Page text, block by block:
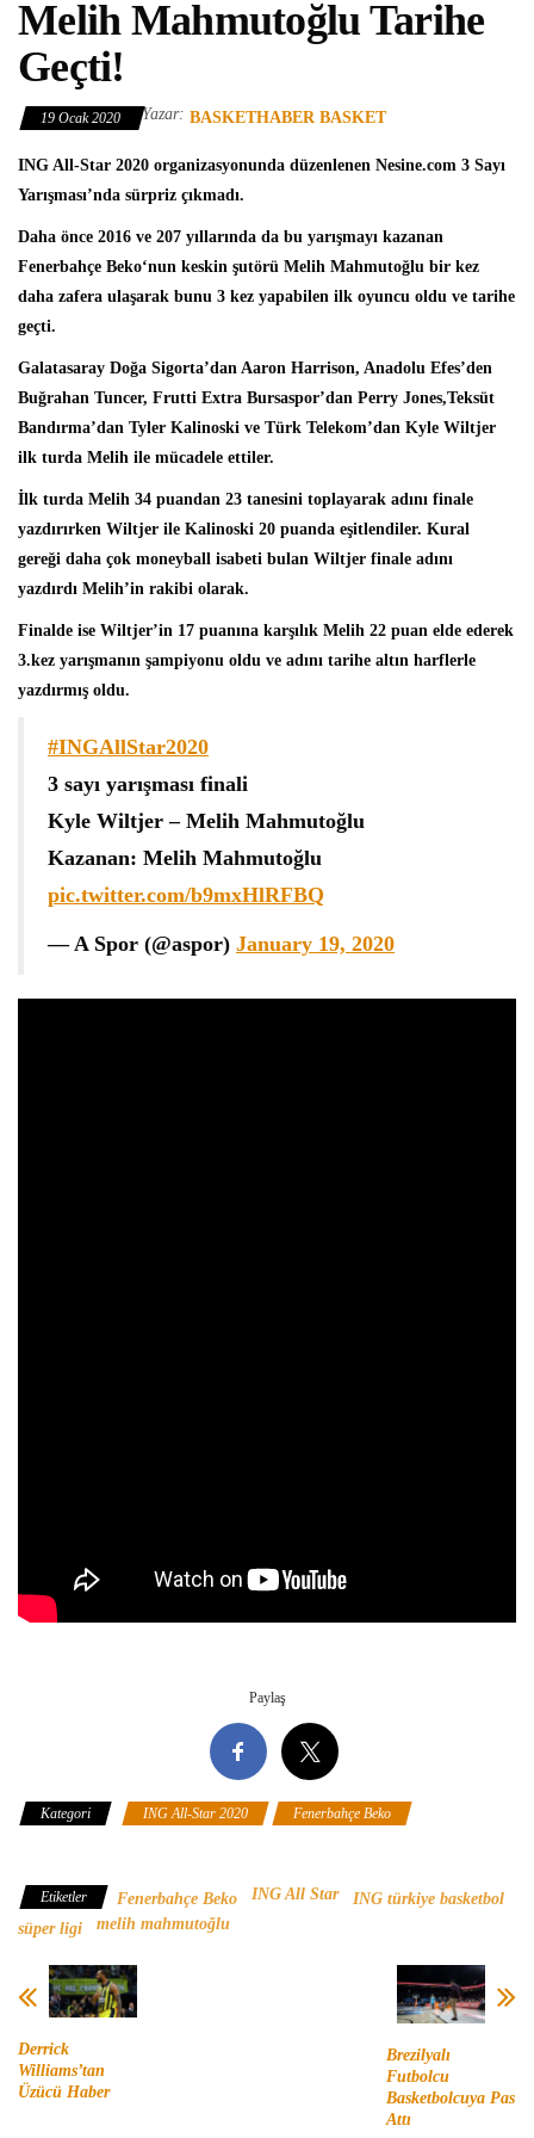
Melih Mahmutoğlu Tarihe
Geçti!
19 Ocak 2020 Yazar: BASKETHABER BASKET
ING All-Star 2020 organizasyonunda düzenlenen Nesine.com 3 Sayı
Yarışması’nda sürpriz çıkmadı.
Daha önce 2016 ve 207 yıllarında da bu yarışmayı kazanan
Fenerbahçe Beko‘nun keskin şutörü Melih Mahmutoğlu bir kez
daha zafera ulaşarak bunu 3 kez yapabilen ilk oyuncu oldu ve tarihe
geçti.
Galatasaray Doğa Sigorta’dan Aaron Harrison, Anadolu Efes’den
Buğrahan Tuncer, Frutti Extra Bursaspor’dan Perry Jones,Teksüt
Bandırma’dan Tyler Kalinoski ve Türk Telekom’dan Kyle Wiltjer
ilk turda Melih ile mücadele ettiler.
İlk turda Melih 34 puandan 23 tanesini toplayarak adını finale
yazdırırken Wiltjer ile Kalinoski 20 puanda eşitlendiler. Kural
gereği daha çok moneyball isabeti bulan Wiltjer finale adını
yazdırdı Melih’in rakibi olarak.
Finalde ise Wiltjer’in 17 puanına karşılık Melih 22 puan elde ederek
3.kez yarışmanın şampiyonu oldu ve adını tarihe altın harflerle
yazdırmış oldu.
#INGAllStar2020
3 sayı yarışması finali
Kyle Wiltjer – Melih Mahmutoğlu
Kazanan: Melih Mahmutoğlu
pic.twitter.com/b9mxHlRFBQ
— A Spor (@aspor) January 19, 2020
Paylaş
Kategori ING All-Star 2020 Fenerbahçe Beko
Etiketler Fenerbahçe Beko ING All Star
ING türkiye basketbol
süper ligi
melih mahmutoğlu
Derrick
Williams’tan
Üzücü Haber
Brezilyalı
Futbolcu
Basketbolcuya Pas
Attı